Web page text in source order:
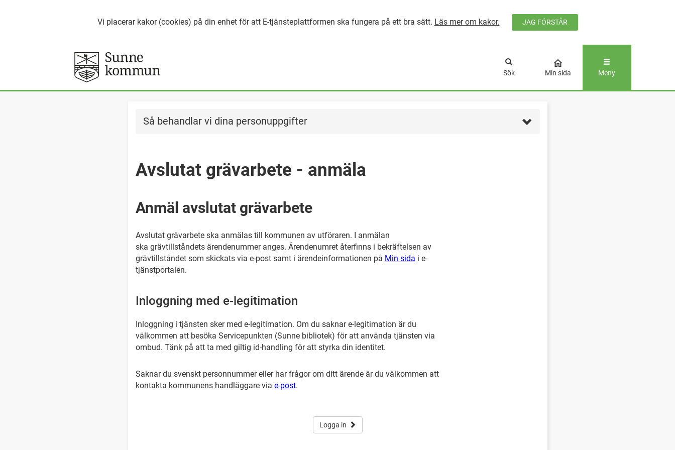
Vi placerar kakor (cookies) på din enhet för att E-tjänsteplattformen ska fungera på ett bra sätt. Läs mer om kakor. JAG FÖRSTÅR
Sök Min sida Meny
Så behandlar vi dina personuppgifter
Avslutat grävarbete - anmäla
Anmäl avslutat grävarbete
Avslutat grävarbete ska anmälas till kommunen av utföraren. I anmälan
ska grävtillståndets ärendenummer anges. Ärendenumret återfinns i bekräftelsen av
grävtillståndet som skickats via e-post samt i ärendeinformationen på Min sida i e-
tjänstportalen.
Inloggning med e-legitimation
Inloggning i tjänsten sker med e-legitimation. Om du saknar e-legitimation är du
välkommen att besöka Servicepunkten (Sunne bibliotek) för att använda tjänsten via
ombud. Tänk på att ta med giltig id-handling för att styrka din identitet.
Saknar du svenskt personnummer eller har frågor om ditt ärende är du välkommen att
kontakta kommunens handläggare via e-post.
Logga in